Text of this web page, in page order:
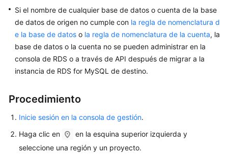
instancia
Migración
de
bases
de
Ajuste
Gestión
Si el nombre de cualquier base de datos o cuenta de la base
de datos de origen no cumple con la regla de nomenclatura d
e la base de datos o la regla de nomenclatura de la cuenta, la
base de datos o la cuenta no se pueden administrar en la
consola de RDS o a través de API después de migrar a la
instancia de RDS for MySQL de destino.
Procedimiento
Inicie sesión en la consola de gestión.
Haga clic en
en la esquina superior izquierda y
seleccione una región y un proyecto.